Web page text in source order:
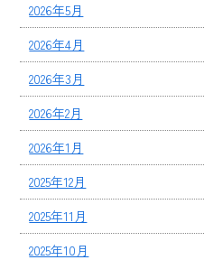
2026年5月
2026年4月
2026年3月
2026年2月
2026年1月
2025年12月
2025年11月
2025年10月